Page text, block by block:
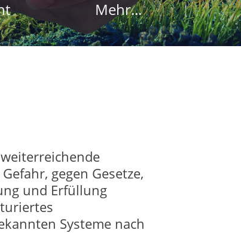
Mehr...
gegen Gesetze,
und Erfüllung
Systeme nach